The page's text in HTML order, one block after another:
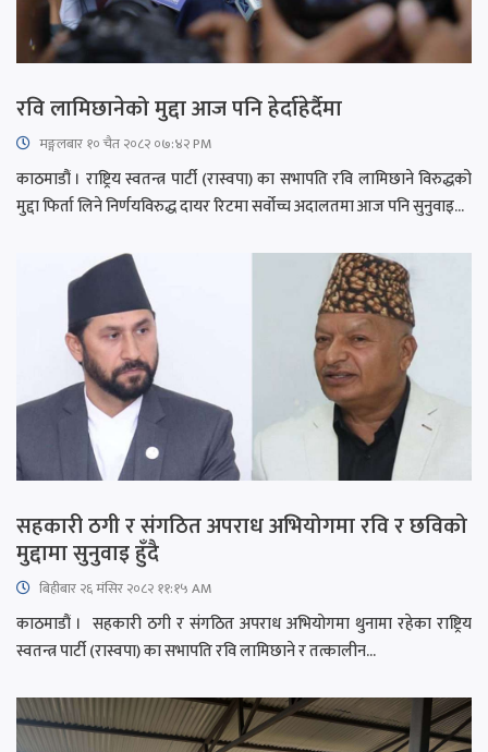
रवि लामिछानेको मुद्दा आज पनि हेर्दाहेर्दैमा
मङ्गलबार १० चैत २०८२ ०७:४२ PM
काठमाडौं । राष्ट्रिय स्वतन्त्र पार्टी (रास्वपा) का सभापति रवि लामिछाने विरुद्धको
मुद्दा फिर्ता लिने निर्णयविरुद्ध दायर रिटमा सर्वोच्च अदालतमा आज पनि सुनुवाइ...
सहकारी ठगी र संगठित अपराध अभियोगमा रवि र छविको
मुद्दामा सुनुवाइ हुँदै
बिहीबार २६ मंसिर २०८२ ११:१५ AM
काठमाडौं । सहकारी ठगी र संगठित अपराध अभियोगमा थुनामा रहेका राष्ट्रिय
स्वतन्त्र पार्टी (रास्वपा) का सभापति रवि लामिछाने र तत्कालीन...